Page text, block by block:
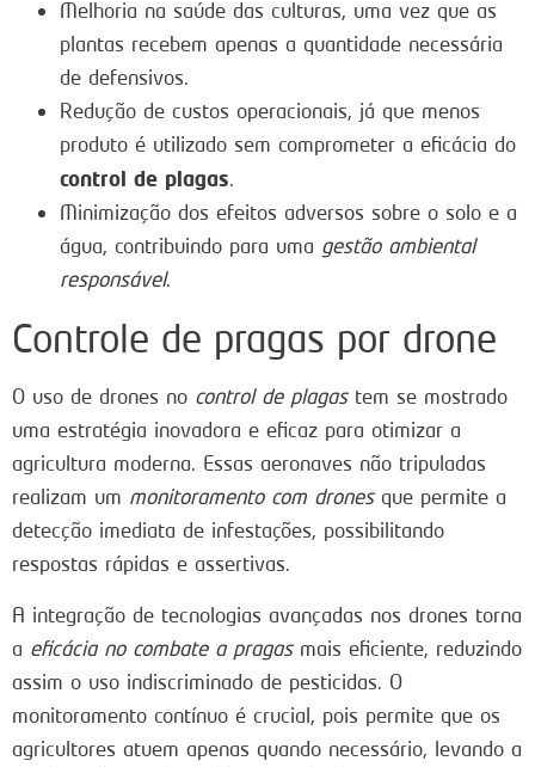
Melhoria na saúde das culturas, uma vez que as
plantas recebem apenas a quantidade necessária
de defensivos.
Redução de custos operacionais, já que menos
produto é utilizado sem comprometer a eficácia do
control de plagas.
Minimização dos efeitos adversos sobre o solo e a
água, contribuindo para uma gestão ambiental
responsável.
Controle de pragas por drone
O uso de drones no control de plagastem se mostrado
uma estratégia inovadora e eficaz para otimizar a
agricultura moderna. Essas aeronaves não tripuladas
realizam um monitoramento com dronesque permite a
detecção imediata de infestações, possibilitando
respostas rápidas e assertivas.
A integração de tecnologias avançadas nos drones torna
a eficácia no combate a pragasmais eficiente, reduzindo
assim o uso indiscriminado de pesticidas. O
monitoramento contínuo é crucial, pois permite que os
agricultores atuem apenas quando necessário, levando a